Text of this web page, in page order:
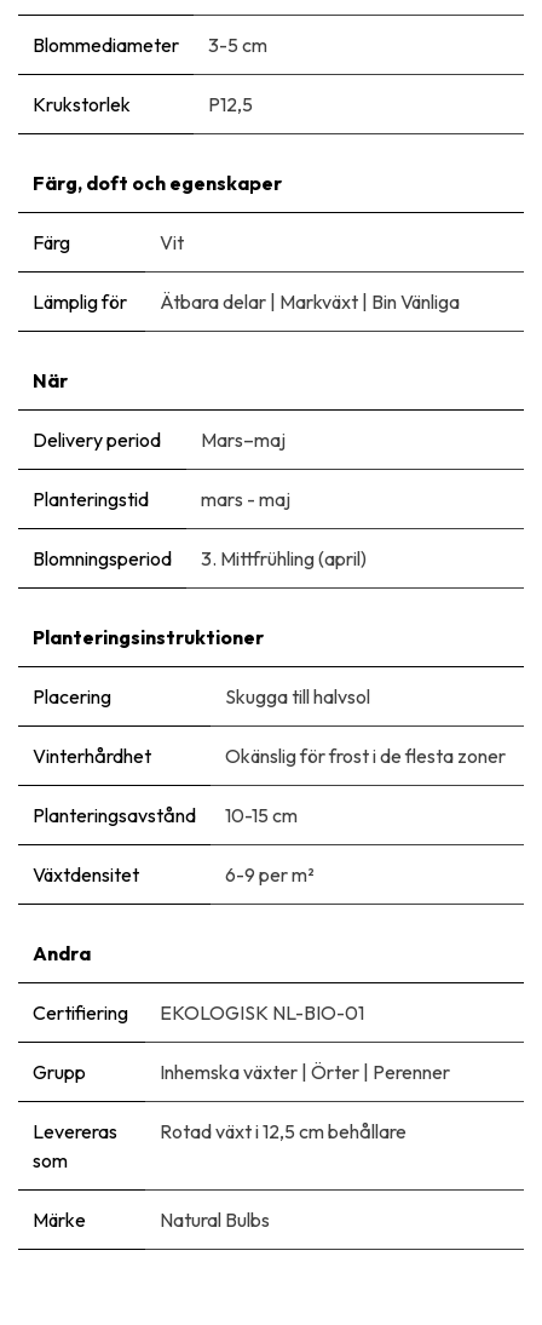
Blommediameter 3-5 cm
Krukstorlek P12,5
Färg, doft och egenskaper
Färg Vit
Lämplig för Ätbara delar | Markväxt | Bin Vänliga
När
Delivery period Mars–maj
Planteringstid mars - maj
Blomningsperiod 3. Mittfrühling (april)
Planteringsinstruktioner
Placering Skugga till halvsol
Vinterhårdhet Okänslig för frost i de flesta zoner
Planteringsavstånd 10-15 cm
Växtdensitet 6-9 per m²
Andra
Certifiering EKOLOGISK NL-BIO-01
Grupp Inhemska växter | Örter | Perenner
Levereras
som
Rotad växt i 12,5 cm behållare
Märke Natural Bulbs